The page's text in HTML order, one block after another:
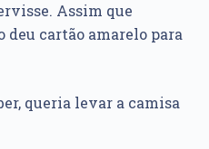
Assim que
deu cartão amarelo para
queria levar a camisa